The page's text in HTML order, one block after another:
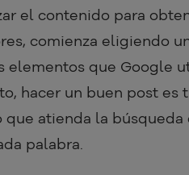
el contenido para
comienza eligiendo
elementos que Google
hacer un buen post es
que atienda la
palabra.